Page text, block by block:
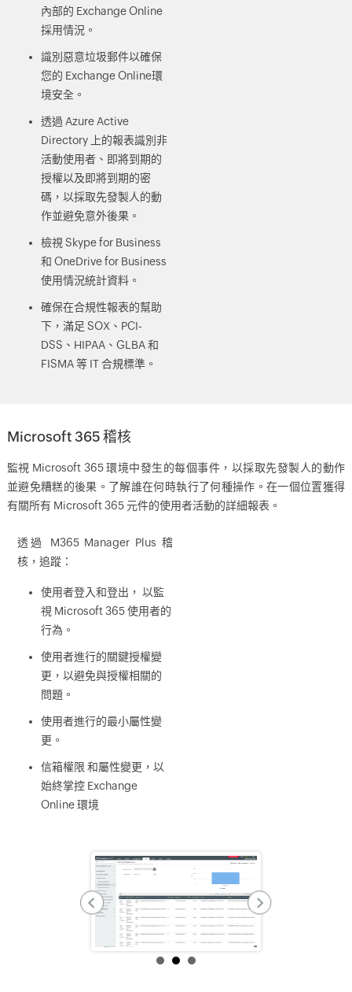
內部的 Exchange Online
採用情況。
識別惡意垃圾郵件以確保
您的 Exchange Online環
境安全。
透過 Azure Active
Directory 上的報表識別非
活動使用者、即將到期的
授權以及即將到期的密
碼，以採取先發製人的動
作並避免意外後果。
檢視 Skype for Business
和 OneDrive for Business
使用情況統計資料。
確保在合規性報表的幫助
下，滿足 SOX、PCI-
DSS、HIPAA、GLBA 和
FISMA 等 IT 合規標準。
Microsoft 365 稽核
監視 Microsoft 365 環境中發生的每個事件，以採取先發製人的動作
並避免糟糕的後果。了解誰在何時執行了何種操作。在一個位置獲得
有關所有 Microsoft 365 元件的使用者活動的詳細報表。
透過 M365 Manager Plus 稽
核，追蹤：
使用者登入和登出， 以監
視 Microsoft 365 使用者的
行為。
使用者進行的關鍵授權變
更，以避免與授權相關的
問題。
使用者進行的最小屬性變
更。
信箱權限 和屬性變更，以
始終掌控 Exchange
Online 環境